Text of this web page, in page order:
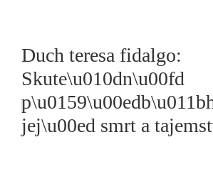
Duch teresa fidalgo:
Skute\u010dn\u00fd
jej\u00ed smrt a